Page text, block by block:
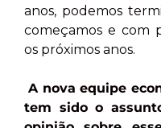
anos, podemos
começamos e com
os próximos anos.
A nova equipe
tem sido o